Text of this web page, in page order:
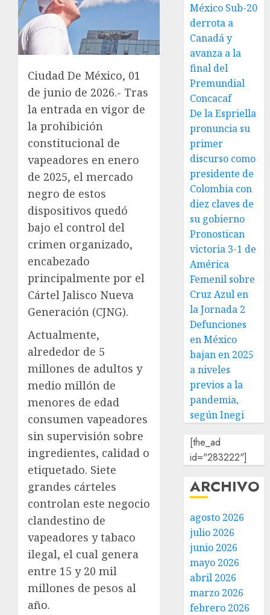
Ciudad De México, 01
de junio de 2026.- Tras
la entrada en vigor de
la prohibición
constitucional de
vapeadores en enero
de 2025, el mercado
negro de estos
dispositivos quedó
bajo el control del
crimen organizado,
encabezado
principalmente por el
Cártel Jalisco Nueva
Generación (CJNG).
Actualmente,
alrededor de 5
millones de adultos y
medio millón de
menores de edad
consumen vapeadores
sin supervisión sobre
ingredientes, calidad o
etiquetado. Siete
grandes cárteles
controlan este negocio
clandestino de
vapeadores y tabaco
ilegal, el cual genera
entre 15 y 20 mil
millones de pesos al
año.
México Sub-20
derrota a
Canadá y
avanza a la
final del
Premundial
Concacaf
De la Espriella
pronuncia su
primer
discurso como
presidente de
Colombia con
diez claves de
su gobierno
Pronostican
victoria 3-1 de
América
Femenil sobre
Cruz Azul en
la Jornada 2
Defunciones
en México
bajan en 2025
a niveles
previos a la
pandemia,
según Inegi
[the_ad
id="283222"]
ARCHIVO
agosto 2026
julio 2026
junio 2026
mayo 2026
abril 2026
marzo 2026
febrero 2026